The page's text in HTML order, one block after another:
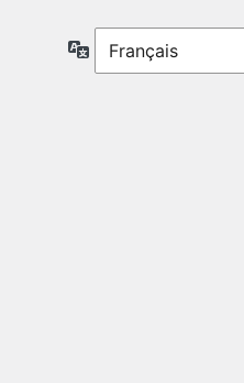
Langue